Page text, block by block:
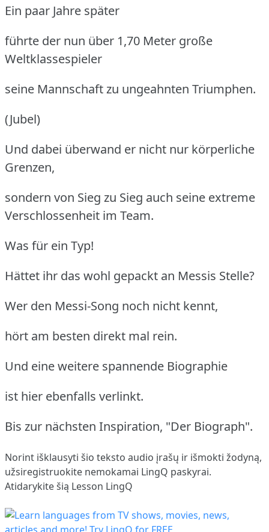
Ein paar Jahre später
führte der nun über 1,70 Meter große
Weltklassespieler
seine Mannschaft zu ungeahnten Triumphen.
(Jubel)
Und dabei überwand er nicht nur körperliche
Grenzen,
sondern von Sieg zu Sieg auch seine extreme
Verschlossenheit im Team.
Was für ein Typ!
Hättet ihr das wohl gepackt an Messis Stelle?
Wer den Messi-Song noch nicht kennt,
hört am besten direkt mal rein.
Und eine weitere spannende Biographie
ist hier ebenfalls verlinkt.
Bis zur nächsten Inspiration, "Der Biograph".
Norint išklausyti šio teksto audio įrašų ir išmokti žodyną,
užsiregistruokite nemokamai LingQ paskyrai.
Atidarykite šią Lesson LingQ